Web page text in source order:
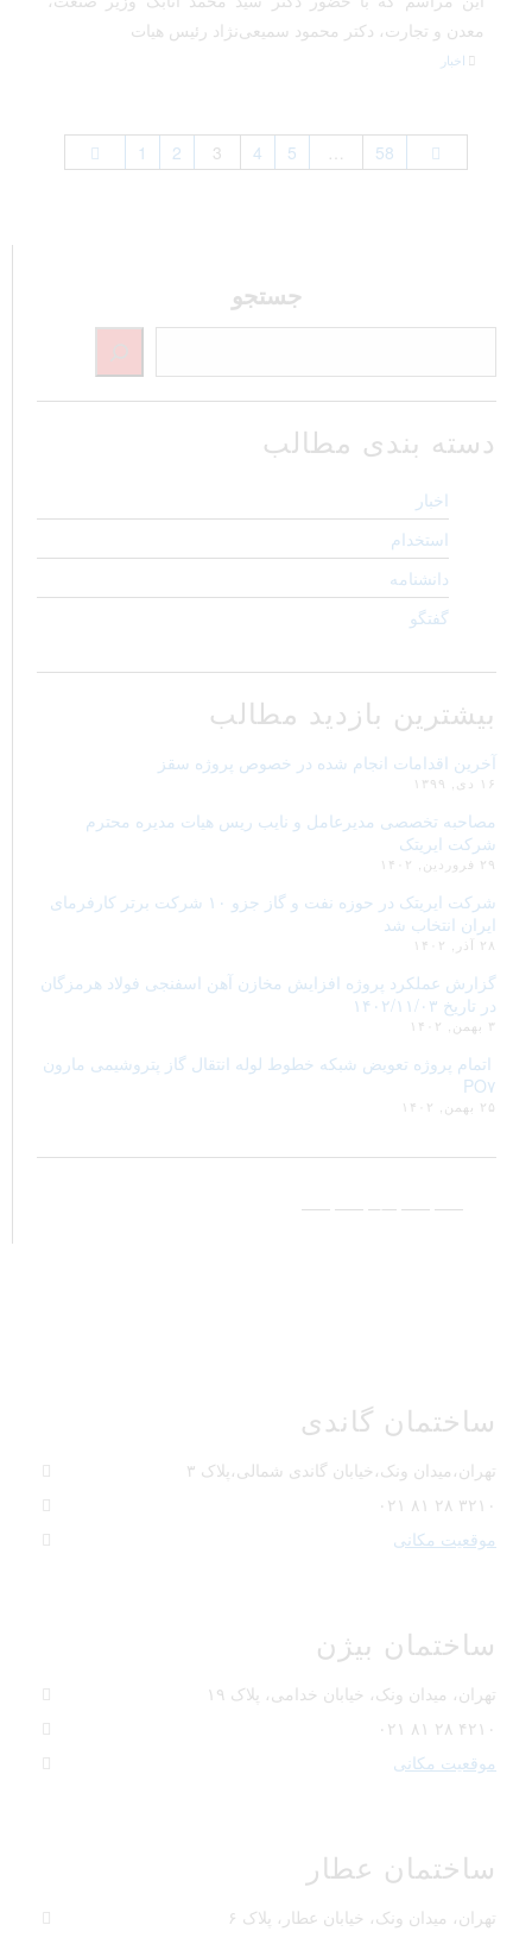
معدن و تجارت، دکتر محمود سمیعی‌نژاد رئیس هیات
اخبار
1 2 3 4 5 … 58
جستجو
دسته بندی مطالب
اخبار
استخدام
دانشنامه
گفتگو
بیشترین بازدید مطالب
آخرین اقدامات انجام شده در خصوص پروژه سقز
۱۶ دی, ۱۳۹۹
مصاحبه تخصصی مدیرعامل و نایب ریس هیات مدیره محترم
شرکت ایریتک
۲۹ فروردین, ۱۴۰۲
شرکت ایریتک در حوزه نفت و گاز جزو ۱۰ شرکت برتر کارفرمای
ایران انتخاب شد
۲۸ آذر, ۱۴۰۲
گزارش عملکرد پروژه افزایش مخازن آهن اسفنجی فولاد هرمزگان
در تاریخ ۱۴۰۲/۱۱/۰۳
۳ بهمن, ۱۴۰۲
اتمام پروژه تعویض شبکه خطوط لوله انتقال گاز پتروشیمی مارون
PO۷
۲۵ بهمن, ۱۴۰۲
ساختمان گاندی
تهران،میدان ونک،خیابان گاندی شمالی،پلاک ۳
۳۲۱۰ ۲۸ ۸۱ ۰۲۱
موقعیت مکانی
ساختمان بیژن
تهران، میدان ونک، خیابان خدامی، پلاک ۱۹
۴۲۱۰ ۲۸ ۸۱ ۰۲۱
موقعیت مکانی
ساختمان عطار
تهران، میدان ونک، خیابان عطار، پلاک ۶